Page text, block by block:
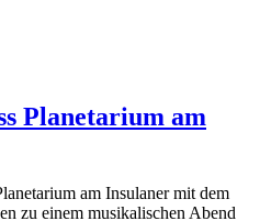
Planetarium am
am Insulaner mit dem
zu einem musikalischen Abend